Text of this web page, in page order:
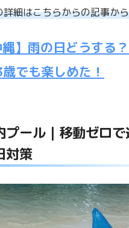
詳細はこちらからの記事か
】雨の日どうする
でも楽しめた！
プール｜移動ゼロで
対策